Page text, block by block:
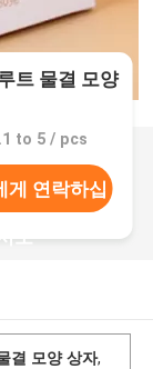
트 물결 모양
to 5 / pcs
게 연락하십
오
결 모양 상자,